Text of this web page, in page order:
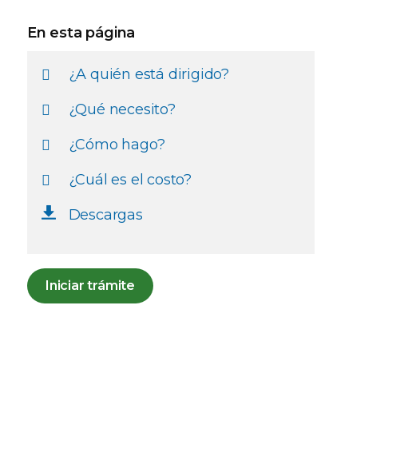
En esta página
¿A quién está dirigido?
¿Qué necesito?
¿Cómo hago?
¿Cuál es el costo?
Descargas
Iniciar trámite